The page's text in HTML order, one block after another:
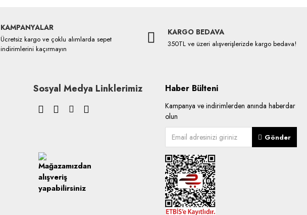
KAMPANYALAR
Ücretsiz kargo ve çoklu alımlarda sepet
indirimlerini kaçırmayın
KARGO BEDAVA
350TL ve üzeri alışverişlerizde kargo bedava!
Sosyal Medya Linklerimiz Haber Bülteni
Kampanya ve indirimlerden anında haberdar
olun
Gönder